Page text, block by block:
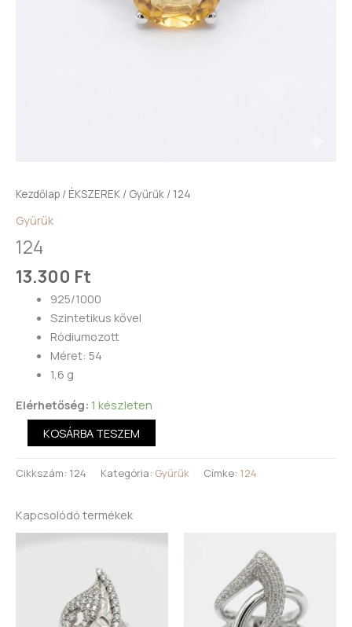
Kezdőlap / ÉKSZEREK / Gyűrűk / 124
Gyűrűk
124
13.300 Ft
925/1000
Szintetikus kővel
Ródiumozott
Méret: 54
1,6 g
Elérhetőség: 1 készleten
KOSÁRBA TESZEM
Cikkszám: 124 Kategória: Gyűrűk Címke: 124
Kapcsolódó termékek